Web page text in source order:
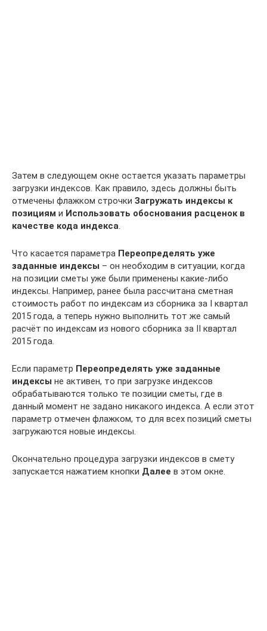
Затем в следующем окне остается указать параметры
загрузки индексов. Как правило, здесь должны быть
отмечены флажком строчки Загружать индексы к
позициям и Использовать обоснования расценок в
качестве кода индекса.
Что касается параметра Переопределять уже
заданные индексы – он необходим в ситуации, когда
на позиции сметы уже были применены какие-либо
индексы. Например, ранее была рассчитана сметная
стоимость работ по индексам из сборника за I квартал
2015 года, а теперь нужно выполнить тот же самый
расчёт по индексам из нового сборника за II квартал
2015 года.
Если параметр Переопределять уже заданные
индексы не активен, то при загрузке индексов
обрабатываются только те позиции сметы, где в
данный момент не задано никакого индекса. А если этот
параметр отмечен флажком, то для всех позиций сметы
загружаются новые индексы.
Окончательно процедура загрузки индексов в смету
запускается нажатием кнопки Далее в этом окне.